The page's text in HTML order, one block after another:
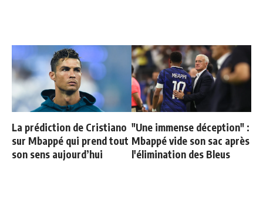
La prédiction de Cristiano
sur Mbappé qui prend tout
son sens aujourd’hui
"Une immense déception" :
Mbappé vide son sac après
l'élimination des Bleus